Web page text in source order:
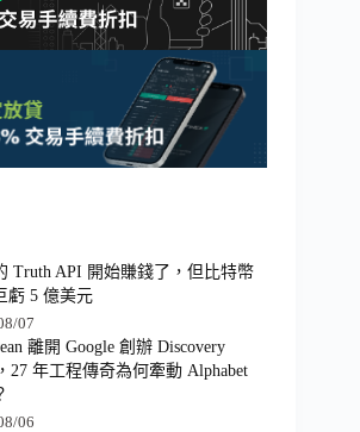
Truth API 開始賺錢了，但比特幣
虧 5 億美元
07
離開 Google 創辦 Discovery
27 年工程傳奇為何牽動 Alphabet
06